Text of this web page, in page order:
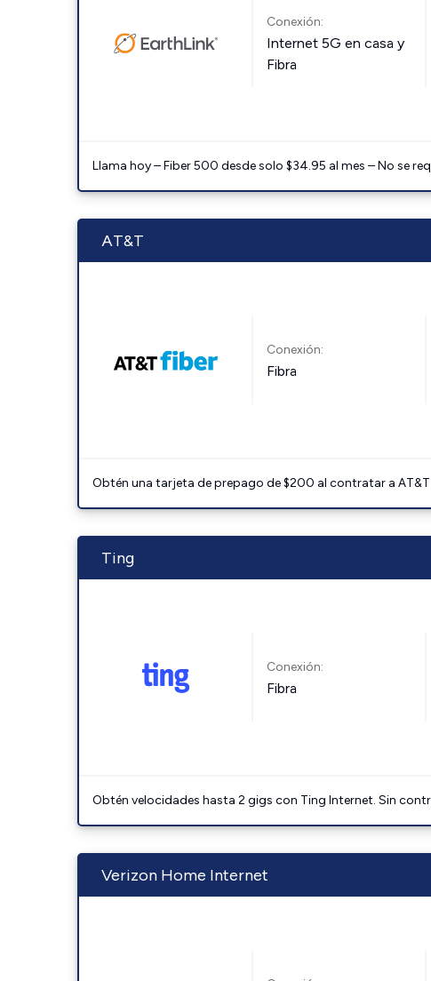
Conexión:
Internet 5G en casa y
Fibra
Llama hoy – Fiber 500 desde solo $34.95 al mes – No se
AT&T
Conexión:
Fibra
Obtén una tarjeta de prepago de $200 al contratar a AT&T
Ting
Conexión:
Fibra
Obtén velocidades hasta 2 gigs con Ting Internet. Sin
Verizon Home Internet